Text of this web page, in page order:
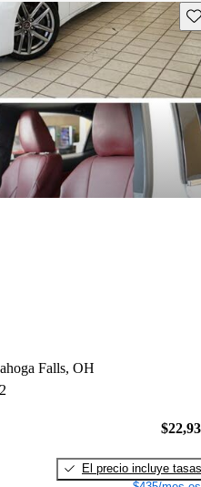
Falls, OH
El precio incluye tasas